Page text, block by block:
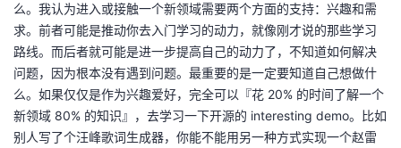
么。我认为进入或接触一个新领域需要两个方面的支持：兴趣和需
求。前者可能是推动你去入门学习的动力，就像刚才说的那些学习
路线。而后者就可能是进一步提高自己的动力了，不知道如何解决
问题，因为根本没有遇到问题。最重要的是一定要知道自己想做什
么。如果仅仅是作为兴趣爱好，完全可以『花 20% 的时间了解一个
新领域 80% 的知识』，去学习一下开源的 interesting demo。比如
别人写了个汪峰歌词生成器，你能不能用另一种方式实现一个赵雷